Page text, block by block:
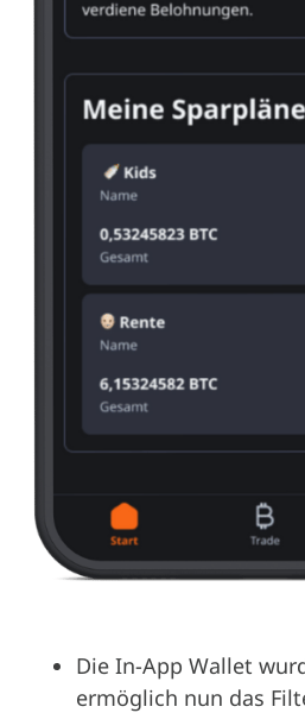
Die In-App Wallet
ermöglich nun das